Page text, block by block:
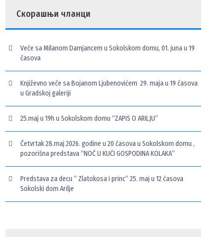
Скорашњи чланци
Veče sa Milanom Damjancem u Sokolskom domu, 01. juna u 19
časova
Književno veče sa Bojanom Ljubenovićem 29. maja u 19 časova
u Gradskoj galeriji
25.maj u 19h u Sokolskom domu “ZAPIS O ARILJU”
Četvrtak 28.maj 2026. godine u 20 časova u Sokolskom domu ,
pozorišna predstava “NOĆ U KUĆI GOSPODINA KOLAKA”
Predstava za decu ” Zlatokosa i princ” 25. maj u 12 časova
Sokolski dom Arilje